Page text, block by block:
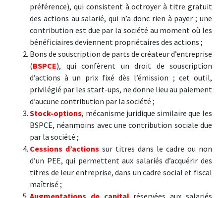
préférence), qui consistent à octroyer à titre gratuit
des actions au salarié, qui n’a donc rien à payer ; une
contribution est due par la société au moment où les
bénéficiaires deviennent propriétaires des actions ;
Bons de souscription de parts de créateur d’entreprise
(BSPCE), qui confèrent un droit de souscription
d’actions à un prix fixé dès l’émission ; cet outil,
privilégié par les start-ups, ne donne lieu au paiement
d’aucune contribution par la société ;
Stock-options, mécanisme juridique similaire que les
BSPCE, néanmoins avec une contribution sociale due
par la société ;
Cessions d’actions sur titres dans le cadre ou non
d’un PEE, qui permettent aux salariés d’acquérir des
titres de leur entreprise, dans un cadre social et fiscal
maîtrisé ;
Augmentations de capital réservées aux salariés